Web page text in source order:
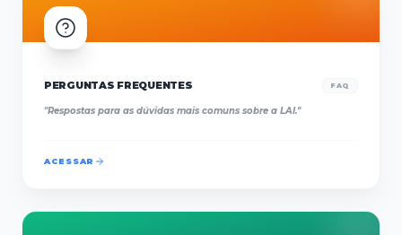
PERGUNTAS FREQUENTES FAQ
"Respostas para as dúvidas mais comuns sobre a LAI."
ACESSAR